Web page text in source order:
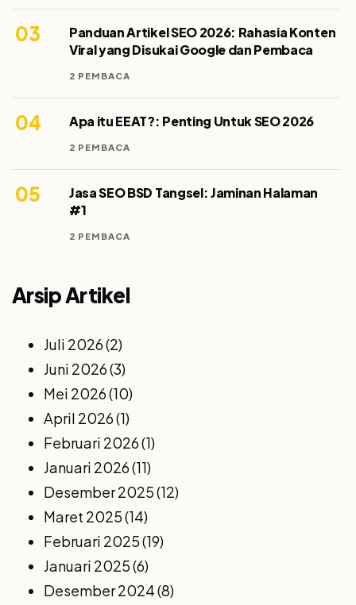
03
Panduan Artikel SEO 2026: Rahasia Konten
Viral yang Disukai Google dan Pembaca
2 PEMBACA
04 Apa itu EEAT?: Penting Untuk SEO 2026
2 PEMBACA
05
Jasa SEO BSD Tangsel: Jaminan Halaman
#1
2 PEMBACA
Arsip Artikel
Juli 2026(2)
Juni 2026(3)
Mei 2026(10)
April 2026(1)
Februari 2026(1)
Januari 2026(11)
Desember 2025(12)
Maret 2025(14)
Februari 2025(19)
Januari 2025(6)
Desember 2024(8)